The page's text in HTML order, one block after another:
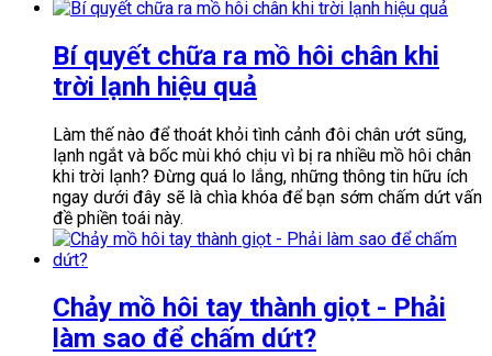
Bí quyết chữa ra mồ hôi chân khi
trời lạnh hiệu quả
Làm thế nào để thoát khỏi tình cảnh đôi chân ướt sũng,
lạnh ngắt và bốc mùi khó chịu vì bị ra nhiều mồ hôi chân
khi trời lạnh? Đừng quá lo lắng, những thông tin hữu ích
ngay dưới đây sẽ là chìa khóa để bạn sớm chấm dứt vấn
đề phiền toái này.
Chảy mồ hôi tay thành giọt - Phải
làm sao để chấm dứt?